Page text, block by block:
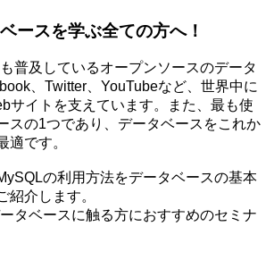
ースを学ぶ全ての方へ！
普及しているオープンソースのデータ
、Twitter、YouTubeなど、世界中に
サイトを支えています。また、最も使
スの1つであり、データベースをこれか
適です。
の利用方法をデータベースの基本
紹介します。
タベースに触る方におすすめのセミナ